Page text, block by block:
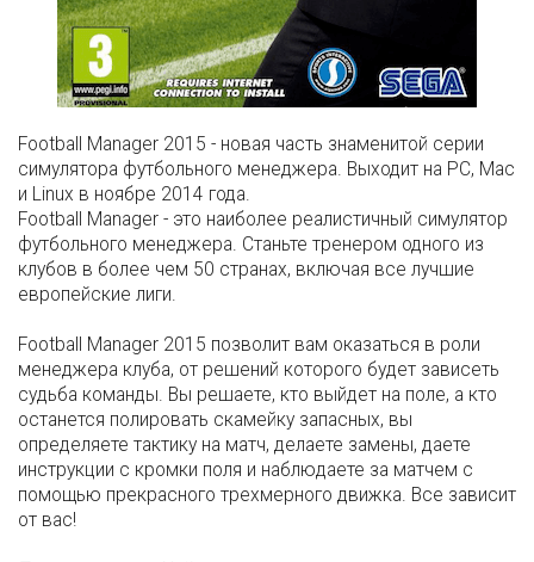
Football Manager 2015 - новая часть знаменитой серии
симулятора футбольного менеджера. Выходит на PC, Mac
и Linux в ноябре 2014 года.
Football Manager - это наиболее реалистичный симулятор
футбольного менеджера. Станьте тренером одного из
клубов в более чем 50 странах, включая все лучшие
европейские лиги.
Football Manager 2015 позволит вам оказаться в роли
менеджера клуба, от решений которого будет зависеть
судьба команды. Вы решаете, кто выйдет на поле, а кто
останется полировать скамейку запасных, вы
определяете тактику на матч, делаете замены, даете
инструкции с кромки поля и наблюдаете за матчем с
помощью прекрасного трехмерного движка. Все зависит
от вас!